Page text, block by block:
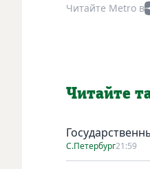
Читайте Metro в
Читайте
С.Петербург21:59